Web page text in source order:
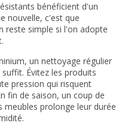
bénéficient d'un
nouvelle, c'est que
reste simple si l'on adopte
un nettoyage régulier
Évitez les produits
pression qui risquent
fin de saison, un coup de
meubles prolonge leur durée